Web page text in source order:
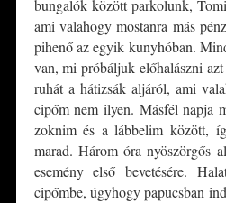
bungalók között parkolunk,
ami valahogy mostanra más
pihenő az egyik kunyhóban.
van, mi próbáljuk előhalászni
ruhát a hátizsák aljáról, ami
cipőm nem ilyen. Másfél napja
zoknim és a lábbelim között,
marad. Három óra nyöszörgős
esemény első bevetésére.
cipőmbe, úgyhogy papucsban